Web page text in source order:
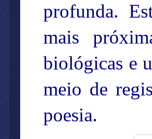
profunda.
mais
biológicas e
meio de
poesia.